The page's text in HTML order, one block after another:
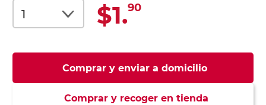
$1.90
Comprar y enviar a domicilio
Comprar y recoger en tienda